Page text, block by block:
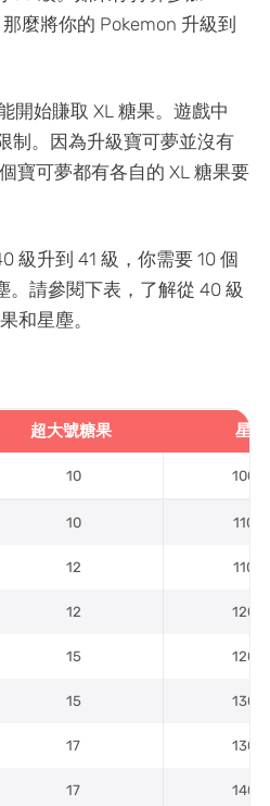
麼將你的 Pokemon 升級到
開始賺取 XL 糖果。遊戲中
制。因為升級寶可夢並沒有
寶可夢都有各自的 XL 糖果要
級升到 41 級，你需要 10 個
。請參閱下表，了解從 40 級
和星塵。
超大號糖果 星塵
10
10
12
12
15
15
17
17